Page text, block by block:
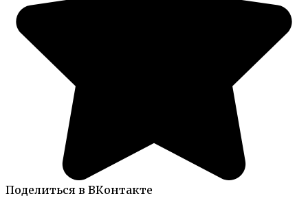
Поделиться в ВКонтакте